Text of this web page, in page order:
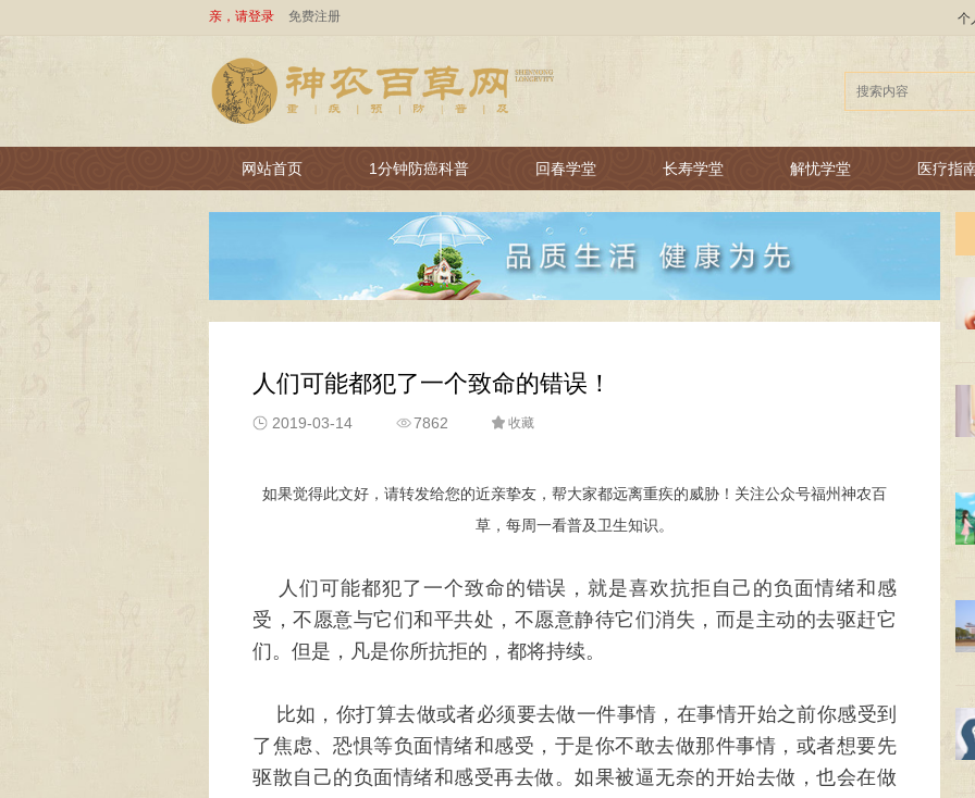
亲，请登录 免费注册 个
网站首页 1分钟防癌科普 回春学堂 长寿学堂 解忧学堂 医疗指
人们可能都犯了一个致命的错误！
2019-03-14 7862  收藏
如果觉得此文好，请转发给您的近亲挚友，帮大家都远离重疾的威胁！关注公众号福州神农百
草，每周一看普及卫生知识。
人们可能都犯了一个致命的错误，就是喜欢抗拒自己的负面情绪和感
受，不愿意与它们和平共处，不愿意静待它们消失，而是主动的去驱赶它
们。但是，凡是你所抗拒的，都将持续。
比如，你打算去做或者必须要去做一件事情，在事情开始之前你感受到
了焦虑、恐惧等负面情绪和感受，于是你不敢去做那件事情，或者想要先
驱散自己的负面情绪和感受再去做。如果被逼无奈的开始去做，也会在做